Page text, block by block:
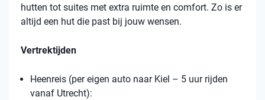
hutten tot suites met extra ruimte en comfort. Zo is er
altijd een hut die past bij jouw wensen.
Vertrektijden
Heenreis (per eigen auto naar Kiel – 5 uur rijden
vanaf Utrecht):